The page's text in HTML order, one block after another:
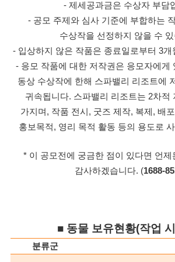
- 제세공과금은 수상자 부담
- 공모 주제와 심사 기준에 부합하는
수상작을 선정하지 않을 수
- 입상하지 않은 작품은 종료일로부터 3개
- 응모 작품에 대한 저작권은 응모자에게
동상 수상작에 한해 스파밸리 리조트에
귀속됩니다. 스파밸리 리조트는 2차적
가지며, 작품 전시, 굿즈 제작, 복제, 배
홍보목적, 영리 목적 활동 등의 용도로
* 이 공모전에 궁금한 점이 있다면 언제
감사하겠습니다. (1688-
■ 동물 보유현황(작업
분류군